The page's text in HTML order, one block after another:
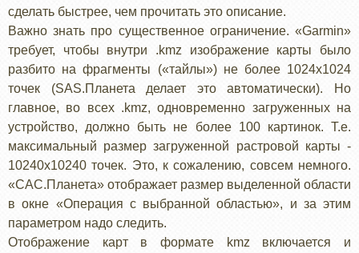
сделать быстрее, чем прочитать это описание.
Важно знать про существенное ограничение. «Garmin»
требует, чтобы внутри .kmz изображение карты было
разбито на фрагменты («тайлы») не более 1024x1024
точек (SAS.Планета делает это автоматически). Но
главное, во всех .kmz, одновременно загруженных на
устройство, должно быть не более 100 картинок. Т.е.
максимальный размер загруженной растровой карты -
10240x10240 точек. Это, к сожалению, совсем немного.
«САС.Планета» отображает размер выделенной области
в окне «Операция с выбранной областью», и за этим
параметром надо следить.
Отображение карт в формате kmz включается и